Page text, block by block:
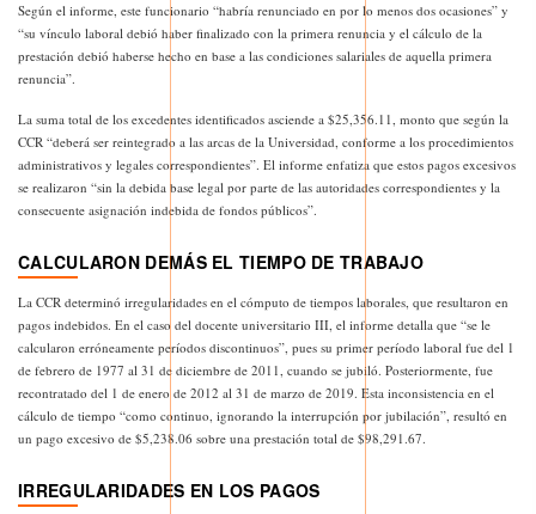
Según el informe, este funcionario “habría renunciado en por lo menos dos ocasiones” y
“su vínculo laboral debió haber finalizado con la primera renuncia y el cálculo de la
prestación debió haberse hecho en base a las condiciones salariales de aquella primera
renuncia”.
La suma total de los excedentes identificados asciende a $25,356.11, monto que según la
CCR “deberá ser reintegrado a las arcas de la Universidad, conforme a los procedimientos
administrativos y legales correspondientes”. El informe enfatiza que estos pagos excesivos
se realizaron “sin la debida base legal por parte de las autoridades correspondientes y la
consecuente asignación indebida de fondos públicos”.
CALCULARON DEMÁS EL TIEMPO DE TRABAJO
La CCR determinó irregularidades en el cómputo de tiempos laborales, que resultaron en
pagos indebidos. En el caso del docente universitario III, el informe detalla que “se le
calcularon erróneamente períodos discontinuos”, pues su primer período laboral fue del 1
de febrero de 1977 al 31 de diciembre de 2011, cuando se jubiló. Posteriormente, fue
recontratado del 1 de enero de 2012 al 31 de marzo de 2019. Esta inconsistencia en el
cálculo de tiempo “como continuo, ignorando la interrupción por jubilación”, resultó en
un pago excesivo de $5,238.06 sobre una prestación total de $98,291.67.
IRREGULARIDADES EN LOS PAGOS